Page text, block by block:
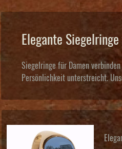
Elegante
Siegelringe für Damen
Persönlichkeit unterstreicht.